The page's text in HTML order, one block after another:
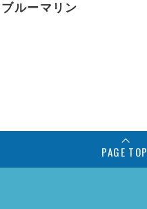
ブルーマリン
PAGE TOP